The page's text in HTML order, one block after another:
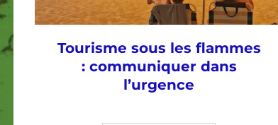
Tourisme sous les flammes
: communiquer dans
l’urgence